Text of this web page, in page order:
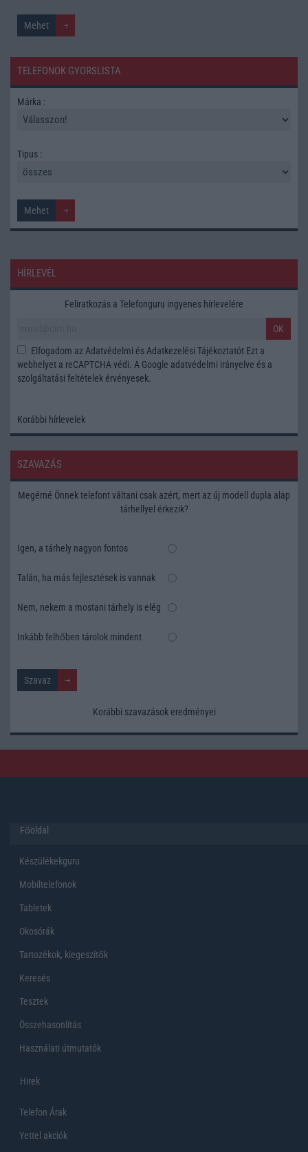
TELEFONOK GYORSLISTA
Márka :
Tipus :
HÍRLEVÉL
Feliratkozás a Telefonguru ingyenes hírlevelére
OK
Elfogadom az Adatvédelmi és Adatkezelési Tájékoztatót Ezt a
webhelyet a reCAPTCHA védi. A Google adatvédelmi irányelve és a
szolgáltatási feltételek érvényesek.
Korábbi hírlevelek
SZAVAZÁS
Megérné Önnek telefont váltani csak azért, mert az új modell dupla alap
tárhellyel érkezik?
Igen, a tárhely nagyon fontos
Talán, ha más fejlesztések is vannak
Nem, nekem a mostani tárhely is elég
Inkább felhőben tárolok mindent
Korábbi szavazások eredményei
Főoldal
Készülékekguru
Mobiltelefonok
Tabletek
Okosórák
Tartozékok, kiegeszítők
Keresés
Tesztek
Összehasonlítás
Használati útmutatók
Hirek
Telefon Árak
Yettel akciók